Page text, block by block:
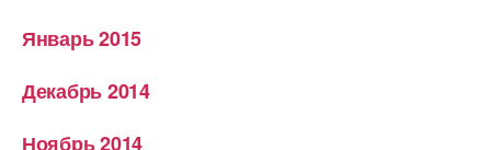
Январь 2015
Декабрь 2014
Ноябрь 2014